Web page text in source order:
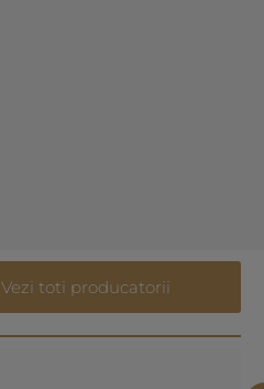
Vezi toti producatorii